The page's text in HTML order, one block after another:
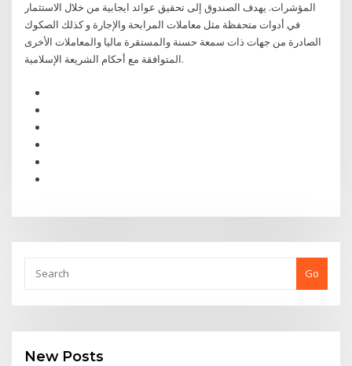
المؤشرات. يهدف الصندوق إلى تحقيق عوائد ايجابية من خلال الاستثمار
في أدوات متحفظة مثل معاملات المرابحة والإجارة و كذلك الصكوك
الصادرة من جهات ذات سمعة حسنة والمستقرة ماليا والمعاملات الأخرى
المتوافقة مع أحكام الشريعة الإسلامية.
Go
New Posts